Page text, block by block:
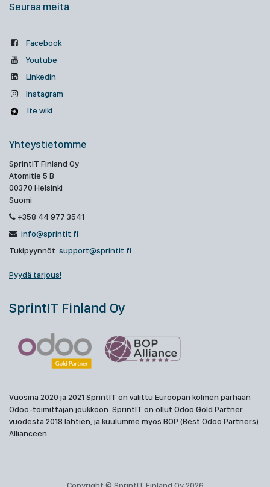
Seuraa meitä
Facebook
Youtube
Linkedin
Instagram
Ite wiki
Yhteystietomme
SprintIT Finland Oy
Atomitie 5 B
00370 Helsinki
Suomi
+358 44 977 3541
info@sprintit.fi
Tukipyynnöt: support@sprintit.fi
Pyydä tarjous!
SprintIT Finland Oy
Vuosina 2020 ja 2021 SprintIT on valittu Euroopan kolmen parhaan
Odoo-toimittajan joukkoon. SprintIT on ollut Odoo Gold Partner
vuodesta 2018 lähtien, ja kuulumme myös BOP (Best Odoo Partners)
Allianceen.
Copyright © SprintIT Finland Oy 2026